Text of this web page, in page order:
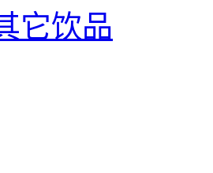
它饮品